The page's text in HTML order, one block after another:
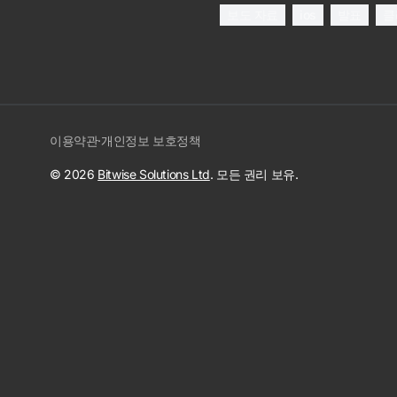
이용약관·개인정보 보호정책
© 2026 Bitwise Solutions Ltd. 모든 권리 보유.